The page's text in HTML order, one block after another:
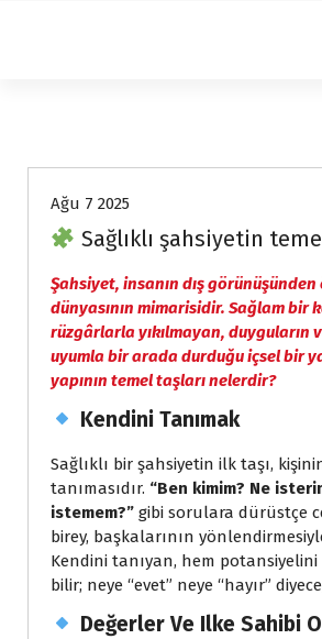
Ağu 7 2025
Sağlıklı şahsiyetin
Şahsiyet, insanın dış görünüşünden
dünyasının mimarisidir. Sağlam bir
rüzgârlarla yıkılmayan, duyguların
uyumla bir arada durduğu içsel bir
yapının temel taşları nelerdir?
Kendini Tanımak
Sağlıklı bir şahsiyetin ilk taşı,
tanımasıdır. “Ben kimim? Ne
istemem?” gibi sorulara dürüstçe
birey, başkalarının
Kendini tanıyan, hem potansiyelini
bilir; neye “evet” neye “hayır”
Değerler Ve Ilke Sahibi